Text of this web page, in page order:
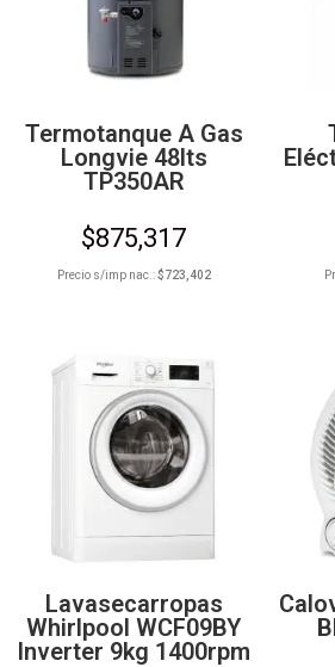
Termotanque A Gas
Longvie 48lts
TP350AR
$875,317
Precio s/imp nac.:$723,402
Lavasecarropas
Whirlpool WCF09BY
Inverter 9kg 1400rpm